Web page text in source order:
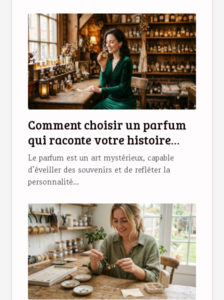
Comment choisir un parfum
qui raconte votre histoire
personnelle ?
Le parfum est un art mystérieux, capable
d’éveiller des souvenirs et de refléter la
personnalité...